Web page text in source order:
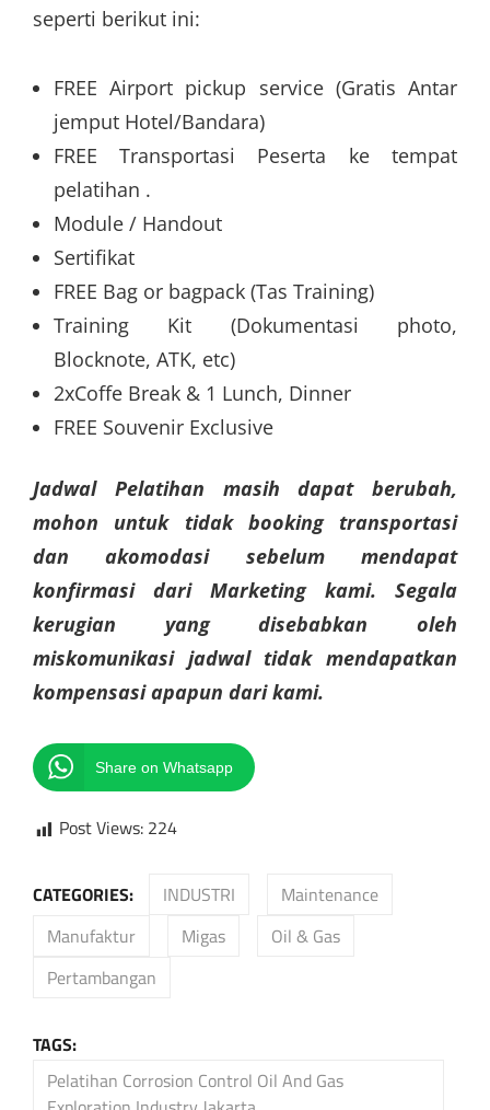
seperti berikut ini:
FREE Airport pickup service (Gratis Antar
jemput Hotel/Bandara)
FREE Transportasi Peserta ke tempat
pelatihan .
Module / Handout
Sertifikat
FREE Bag or bagpack (Tas Training)
Training Kit (Dokumentasi photo,
Blocknote, ATK, etc)
2xCoffe Break & 1 Lunch, Dinner
FREE Souvenir Exclusive
Jadwal Pelatihan masih dapat berubah,
mohon untuk tidak booking transportasi
dan akomodasi sebelum mendapat
konfirmasi dari Marketing kami. Segala
kerugian yang disebabkan oleh
miskomunikasi jadwal tidak mendapatkan
kompensasi apapun dari kami.
Share on Whatsapp
Post Views: 224
CATEGORIES: INDUSTRI
Maintenance
Manufaktur
Migas
Oil & Gas
Pertambangan
TAGS:
Pelatihan Corrosion Control Oil And Gas